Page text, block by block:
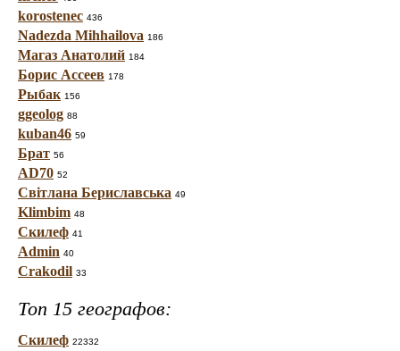
korostenec 436
Nadezda Mihhailova 186
Магаз Анатолий 184
Борис Ассеев 178
Рыбак 156
ggeolog 88
kuban46 59
Брат 56
AD70 52
Світлана Бериславська 49
Klimbim 48
Скилеф 41
Admin 40
Crakodil 33
Топ 15 географов:
Скилеф 22332